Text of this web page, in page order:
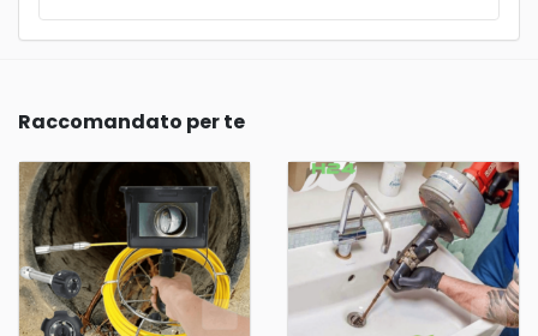
Raccomandato per te